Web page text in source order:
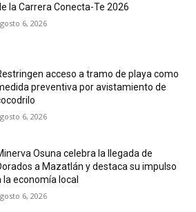
la Carrera Conecta-Te 2026
6, 2026
acceso a tramo de playa como
preventiva por avistamiento de
6, 2026
Osuna celebra la llegada de
a Mazatlán y destaca su impulso
la economía local
6, 2026